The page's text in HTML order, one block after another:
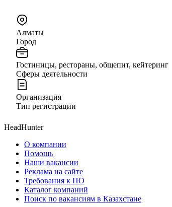
Алматы
Город
Гостиницы, рестораны, общепит, кейтеринг
Сферы деятельности
Организация
Тип регистрации
HeadHunter
О компании
Помощь
Наши вакансии
Реклама на сайте
Требования к ПО
Каталог компаний
Поиск по вакансиям в Казахстане